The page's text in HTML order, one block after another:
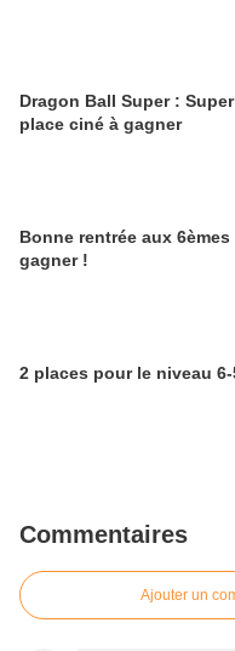
Dragon Ball Super :
place ciné à gagner
Bonne rentrée aux
gagner !
2 places pour le niveau
Commentaires
Ajouter un